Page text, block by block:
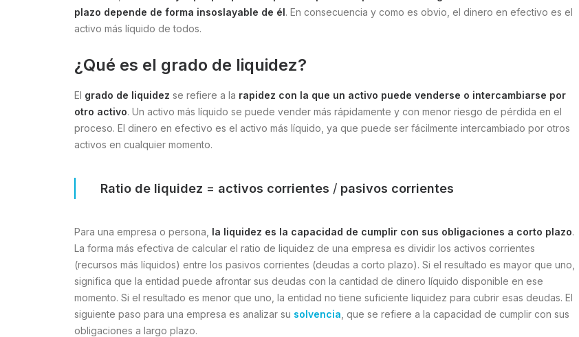
plazo depende de forma insoslayable de él. En consecuencia y como es obvio, el dinero en efectivo es el
activo más líquido de todos.
¿Qué es el grado de liquidez?
El grado de liquidez se refiere a la rapidez con la que un activo puede venderse o intercambiarse por
otro activo. Un activo más líquido se puede vender más rápidamente y con menor riesgo de pérdida en el
proceso. El dinero en efectivo es el activo más líquido, ya que puede ser fácilmente intercambiado por otros
activos en cualquier momento.
Ratio de liquidez = activos corrientes / pasivos corrientes
Para una empresa o persona, la liquidez es la capacidad de cumplir con sus obligaciones a corto plazo.
La forma más efectiva de calcular el ratio de liquidez de una empresa es dividir los activos corrientes
(recursos más líquidos) entre los pasivos corrientes (deudas a corto plazo). Si el resultado es mayor que uno,
significa que la entidad puede afrontar sus deudas con la cantidad de dinero líquido disponible en ese
momento. Si el resultado es menor que uno, la entidad no tiene suficiente liquidez para cubrir esas deudas. El
siguiente paso para una empresa es analizar su solvencia , que se refiere a la capacidad de cumplir con sus
obligaciones a largo plazo.